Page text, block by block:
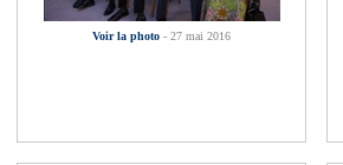
Voir la photo - 27 mai 2016